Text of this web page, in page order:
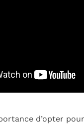
d’opter